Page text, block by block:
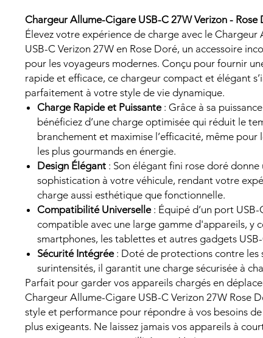
Chargeur Allume-Cigare USB-C 27W Verizon - Rose
Élevez votre expérience de charge avec le Chargeur
USB-C Verizon 27W en Rose Doré, un accessoire
pour les voyageurs modernes. Conçu pour fournir
rapide et efficace, ce chargeur compact et élégant
parfaitement à votre style de vie dynamique.
Charge Rapide et Puissante: Grâce à sa
bénéficiez d’une charge optimisée qui réduit le
branchement et maximise l’efficacité, même pour
les plus gourmands en énergie.
Design Élégant : Son élégant fini rose doré donne
sophistication à votre véhicule, rendant votre
charge aussi esthétique que fonctionnelle.
Compatibilité Universelle: Équipé d’un port USB-
compatible avec une large gamme d'appareils, y
smartphones, les tablettes et autres gadgets
Sécurité Intégrée: Doté de protections contre les
surintensités, il garantit une charge sécurisée à
Parfait pour garder vos appareils chargés en
Chargeur Allume-Cigare USB-C Verizon 27W Rose
style et performance pour répondre à vos besoins
plus exigeants. Ne laissez jamais vos appareils à